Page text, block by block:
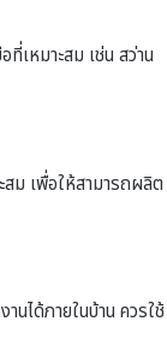
เหมาะสม เช่น สว่าน
ม เพื่อให้สามารถผลิต
นได้ภายในบ้าน ควรใช้